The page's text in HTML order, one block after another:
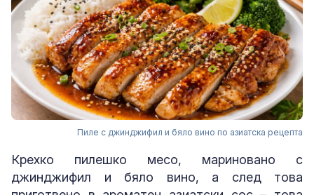
Пиле с джинджифил и бяло вино по азиатска рецепта
Крехко пилешко месо, мариновано с
джинджифил и бяло вино, а след това